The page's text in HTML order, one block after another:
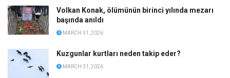
Volkan Konak, ölümünün birinci yılında mezarı
başında anıldı
MARCH 31, 2026
Kuzgunlar kurtları neden takip eder?
MARCH 31, 2026